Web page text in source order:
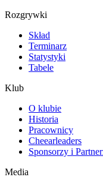
Rozgrywki
Skład
Terminarz
Statystyki
Tabele
Klub
O klubie
Historia
Pracownicy
Cheearleaders
Sponsorzy i
Media